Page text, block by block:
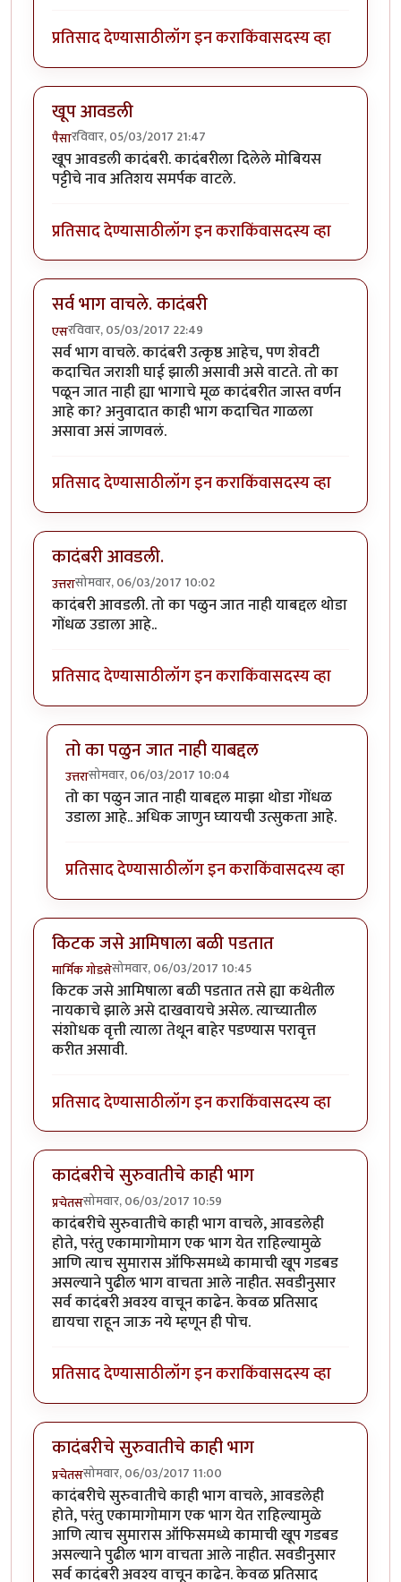
प्रतिसाद देण्यासाठीलॉग इन कराकिंवासदस्य व्हा
खूप आवडली
पैसारविवार, 05/03/2017 21:47
खूप आवडली कादंबरी. कादंबरीला दिलेले मोबियस
पट्टीचे नाव अतिशय समर्पक वाटले.
प्रतिसाद देण्यासाठीलॉग इन कराकिंवासदस्य व्हा
सर्व भाग वाचले. कादंबरी
एसरविवार, 05/03/2017 22:49
सर्व भाग वाचले. कादंबरी उत्कृष्ठ आहेच, पण शेवटी
कदाचित जराशी घाई झाली असावी असे वाटते. तो का
पळून जात नाही ह्या भागाचे मूळ कादंबरीत जास्त वर्णन
आहे का? अनुवादात काही भाग कदाचित गाळला
असावा असं जाणवलं.
प्रतिसाद देण्यासाठीलॉग इन कराकिंवासदस्य व्हा
कादंबरी आवडली.
उत्तरासोमवार, 06/03/2017 10:02
कादंबरी आवडली. तो का पळुन जात नाही याबद्दल थोडा
गोंधळ उडाला आहे..
प्रतिसाद देण्यासाठीलॉग इन कराकिंवासदस्य व्हा
तो का पळुन जात नाही याबद्दल
उत्तरासोमवार, 06/03/2017 10:04
In reply toकादंबरी आवडली.byउत्तरा
तो का पळुन जात नाही याबद्दल माझा थोडा गोंधळ
उडाला आहे.. अधिक जाणुन घ्यायची उत्सुकता आहे.
प्रतिसाद देण्यासाठीलॉग इन कराकिंवासदस्य व्हा
किटक जसे आमिषाला बळी पडतात
मार्मिक गोडसेसोमवार, 06/03/2017 10:45
किटक जसे आमिषाला बळी पडतात तसे ह्या कथेतील
नायकाचे झाले असे दाखवायचे असेल. त्याच्यातील
संशोधक वृत्ती त्याला तेथून बाहेर पडण्यास परावृत्त
करीत असावी.
प्रतिसाद देण्यासाठीलॉग इन कराकिंवासदस्य व्हा
कादंबरीचे सुरुवातीचे काही भाग
प्रचेतससोमवार, 06/03/2017 10:59
कादंबरीचे सुरुवातीचे काही भाग वाचले, आवडलेही
होते, परंतु एकामागोमाग एक भाग येत राहिल्यामुळे
आणि त्याच सुमारास ऑफिसमध्ये कामाची खूप गडबड
असल्याने पुढील भाग वाचता आले नाहीत. सवडीनुसार
सर्व कादंबरी अवश्य वाचून काढेन. केवळ प्रतिसाद
द्यायचा राहून जाऊ नये म्हणून ही पोच.
प्रतिसाद देण्यासाठीलॉग इन कराकिंवासदस्य व्हा
कादंबरीचे सुरुवातीचे काही भाग
प्रचेतससोमवार, 06/03/2017 11:00
कादंबरीचे सुरुवातीचे काही भाग वाचले, आवडलेही
होते, परंतु एकामागोमाग एक भाग येत राहिल्यामुळे
आणि त्याच सुमारास ऑफिसमध्ये कामाची खूप गडबड
असल्याने पुढील भाग वाचता आले नाहीत. सवडीनुसार
सर्व कादंबरी अवश्य वाचून काढेन. केवळ प्रतिसाद